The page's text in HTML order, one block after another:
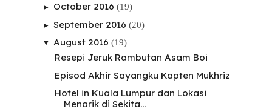
► October 2016 (19)
► September 2016 (20)
▼ August 2016 (19)
Resepi Jeruk Rambutan Asam Boi
Episod Akhir Sayangku Kapten Mukhriz
Hotel in Kuala Lumpur dan Lokasi
Menarik di Sekita...